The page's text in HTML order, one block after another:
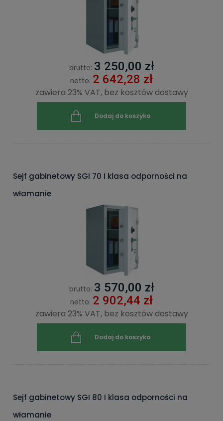
brutto: 3 250,00 zł
netto: 2 642,28 zł
zawiera 23% VAT, bez kosztów dostawy
Dodaj do koszyka
Sejf gabinetowy SGI 70 I klasa odporności na
włamanie
brutto: 3 570,00 zł
netto: 2 902,44 zł
zawiera 23% VAT, bez kosztów dostawy
Dodaj do koszyka
Sejf gabinetowy SGI 80 I klasa odporności na
włamanie